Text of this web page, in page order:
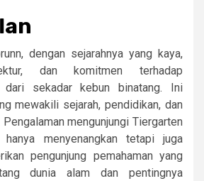
dengan sejarahnya yang kaya,
dan komitmen terhadap
dari sekadar kebun binatang. Ini
mewakili sejarah, pendidikan, dan
mengunjungi Tiergarten
hanya menyenangkan tetapi juga
pengunjung pemahaman yang
dunia alam dan pentingnya